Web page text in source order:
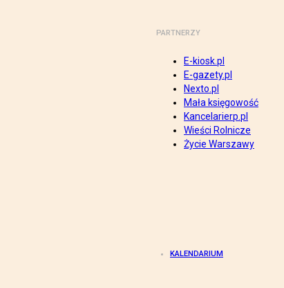
PARTNERZY
E-kiosk.pl
E-gazety.pl
Nexto.pl
Mała księgowość
Kancelarierp.pl
Wieści Rolnicze
Życie Warszawy
KALENDARIUM